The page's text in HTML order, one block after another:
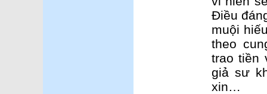
Điều
muội
theo
trao tiền
giả sư
xin…